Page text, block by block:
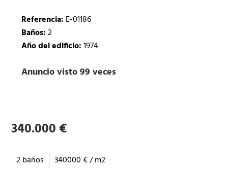
Referencia: E-01186
Baños:2
Año del edificio:1974
Anuncio visto 99 veces
340.000 €
2 baños 340000 € / m2